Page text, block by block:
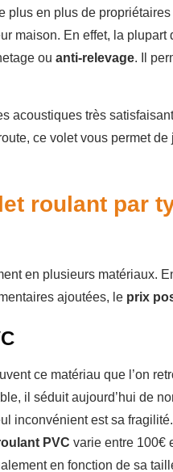
plus en plus de
maison. En effet, la plupart
ou anti-relevage. Il
acoustiques très
ce volet vous permet
roulant par
en plusieurs matériaux.
ajoutées, le prix
ce matériau que l’on
il séduit aujourd’hui de
inconvénient est sa
PVC varie entre 100€
en fonction de sa